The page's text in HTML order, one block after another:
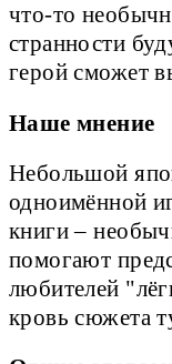
что-то
странности
герой сможет
Наше мнение
Небольшой
одноимённой
книги –
помогают
любителей
кровь сюжета